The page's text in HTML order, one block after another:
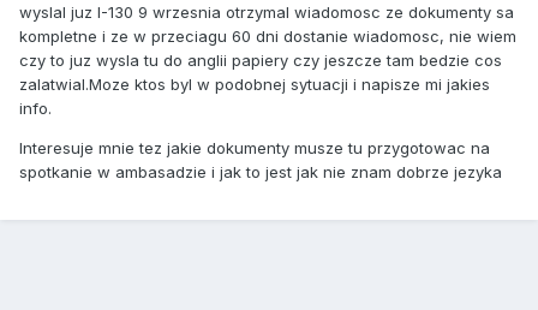
wyslal juz I-130 9 wrzesnia otrzymal wiadomosc ze dokumenty sa
kompletne i ze w przeciagu 60 dni dostanie wiadomosc, nie wiem
czy to juz wysla tu do anglii papiery czy jeszcze tam bedzie cos
zalatwial.Moze ktos byl w podobnej sytuacji i napisze mi jakies
info.
Interesuje mnie tez jakie dokumenty musze tu przygotowac na
spotkanie w ambasadzie i jak to jest jak nie znam dobrze jezyka